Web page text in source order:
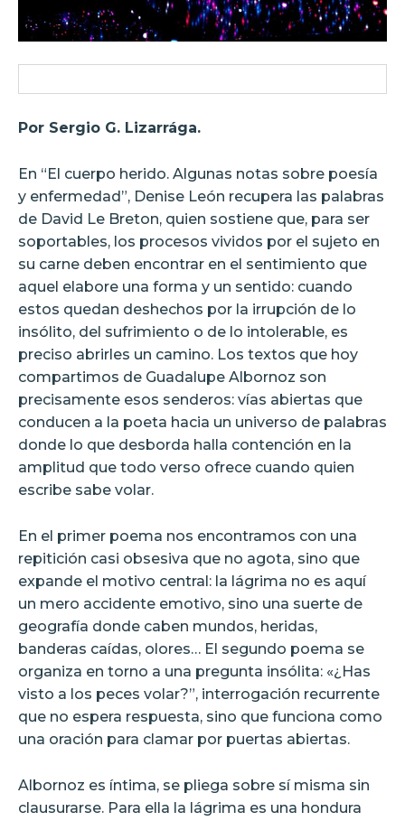
Por Sergio G. Lizarrága.
En “El cuerpo herido. Algunas notas sobre poesía
y enfermedad”, Denise León recupera las palabras
de David Le Breton, quien sostiene que, para ser
soportables, los procesos vividos por el sujeto en
su carne deben encontrar en el sentimiento que
aquel elabore una forma y un sentido: cuando
estos quedan deshechos por la irrupción de lo
insólito, del sufrimiento o de lo intolerable, es
preciso abrirles un camino. Los textos que hoy
compartimos de Guadalupe Albornoz son
precisamente esos senderos: vías abiertas que
conducen a la poeta hacia un universo de palabras
donde lo que desborda halla contención en la
amplitud que todo verso ofrece cuando quien
escribe sabe volar.
En el primer poema nos encontramos con una
repitición casi obsesiva que no agota, sino que
expande el motivo central: la lágrima no es aquí
un mero accidente emotivo, sino una suerte de
geografía donde caben mundos, heridas,
banderas caídas, olores… El segundo poema se
organiza en torno a una pregunta insólita: «¿Has
visto a los peces volar?”, interrogación recurrente
que no espera respuesta, sino que funciona como
una oración para clamar por puertas abiertas.
Albornoz es íntima, se pliega sobre sí misma sin
clausurarse. Para ella la lágrima es una hondura